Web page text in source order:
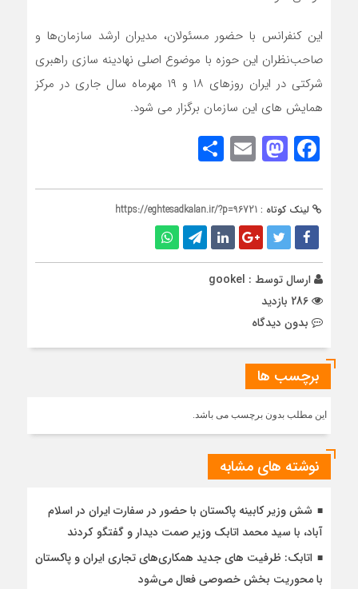
این کنفرانس با حضور مسئولان، مدیران ارشد سازمان‌ها و
صاحب‌نظران این حوزه با موضوع اصلی نهادینه سازی راهبری
شرکتی در ایران روزهای ۱۸ و ۱۹ مهرماه سال جاری در مرکز
همایش های این سازمان برگزار می شود.
Facebook
Mastodon
Email
لینک کوتاه : https://eghtesadkalan.ir/?p=96721
ارسال توسط : gookel
بدون دیدگاه
برچسب ها
این مطلب بدون برچسب می باشد.
نوشته های مشابه
شش وزیر کابینه پاکستان با حضور در سفارت ایران در اسلام
آباد، با سيد محمد اتابك وزير صمت ديدار و گفتگو كردند
اتابک: ظرفیت های جدید همکاری‌های تجاری ایران و پاکستان
با محوریت بخش خصوصی فعال می‌شود